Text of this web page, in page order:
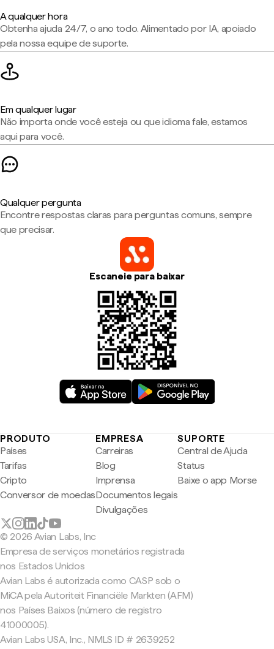
A qualquer hora
Obtenha ajuda 24/7, o ano todo. Alimentado por IA, apoiado
pela nossa equipe de suporte.
Em qualquer lugar
Não importa onde você esteja ou que idioma fale, estamos
aqui para você.
Qualquer pergunta
Encontre respostas claras para perguntas comuns, sempre
que precisar.
Escaneie para baixar
PRODUTO
Países
Tarifas
Cripto
Conversor de moedas
EMPRESA
Carreiras
Blog
Imprensa
Documentos legais
Divulgações
SUPORTE
Central de Ajuda
Status
Baixe o app Morse
© 2026 Avian Labs, Inc
Empresa de serviços monetários registrada
nos Estados Unidos
Avian Labs é autorizada como CASP sob o
MiCA pela Autoriteit Financiële Markten (AFM)
nos Países Baixos (número de registro
41000005).
Avian Labs USA, Inc., NMLS ID # 2639252